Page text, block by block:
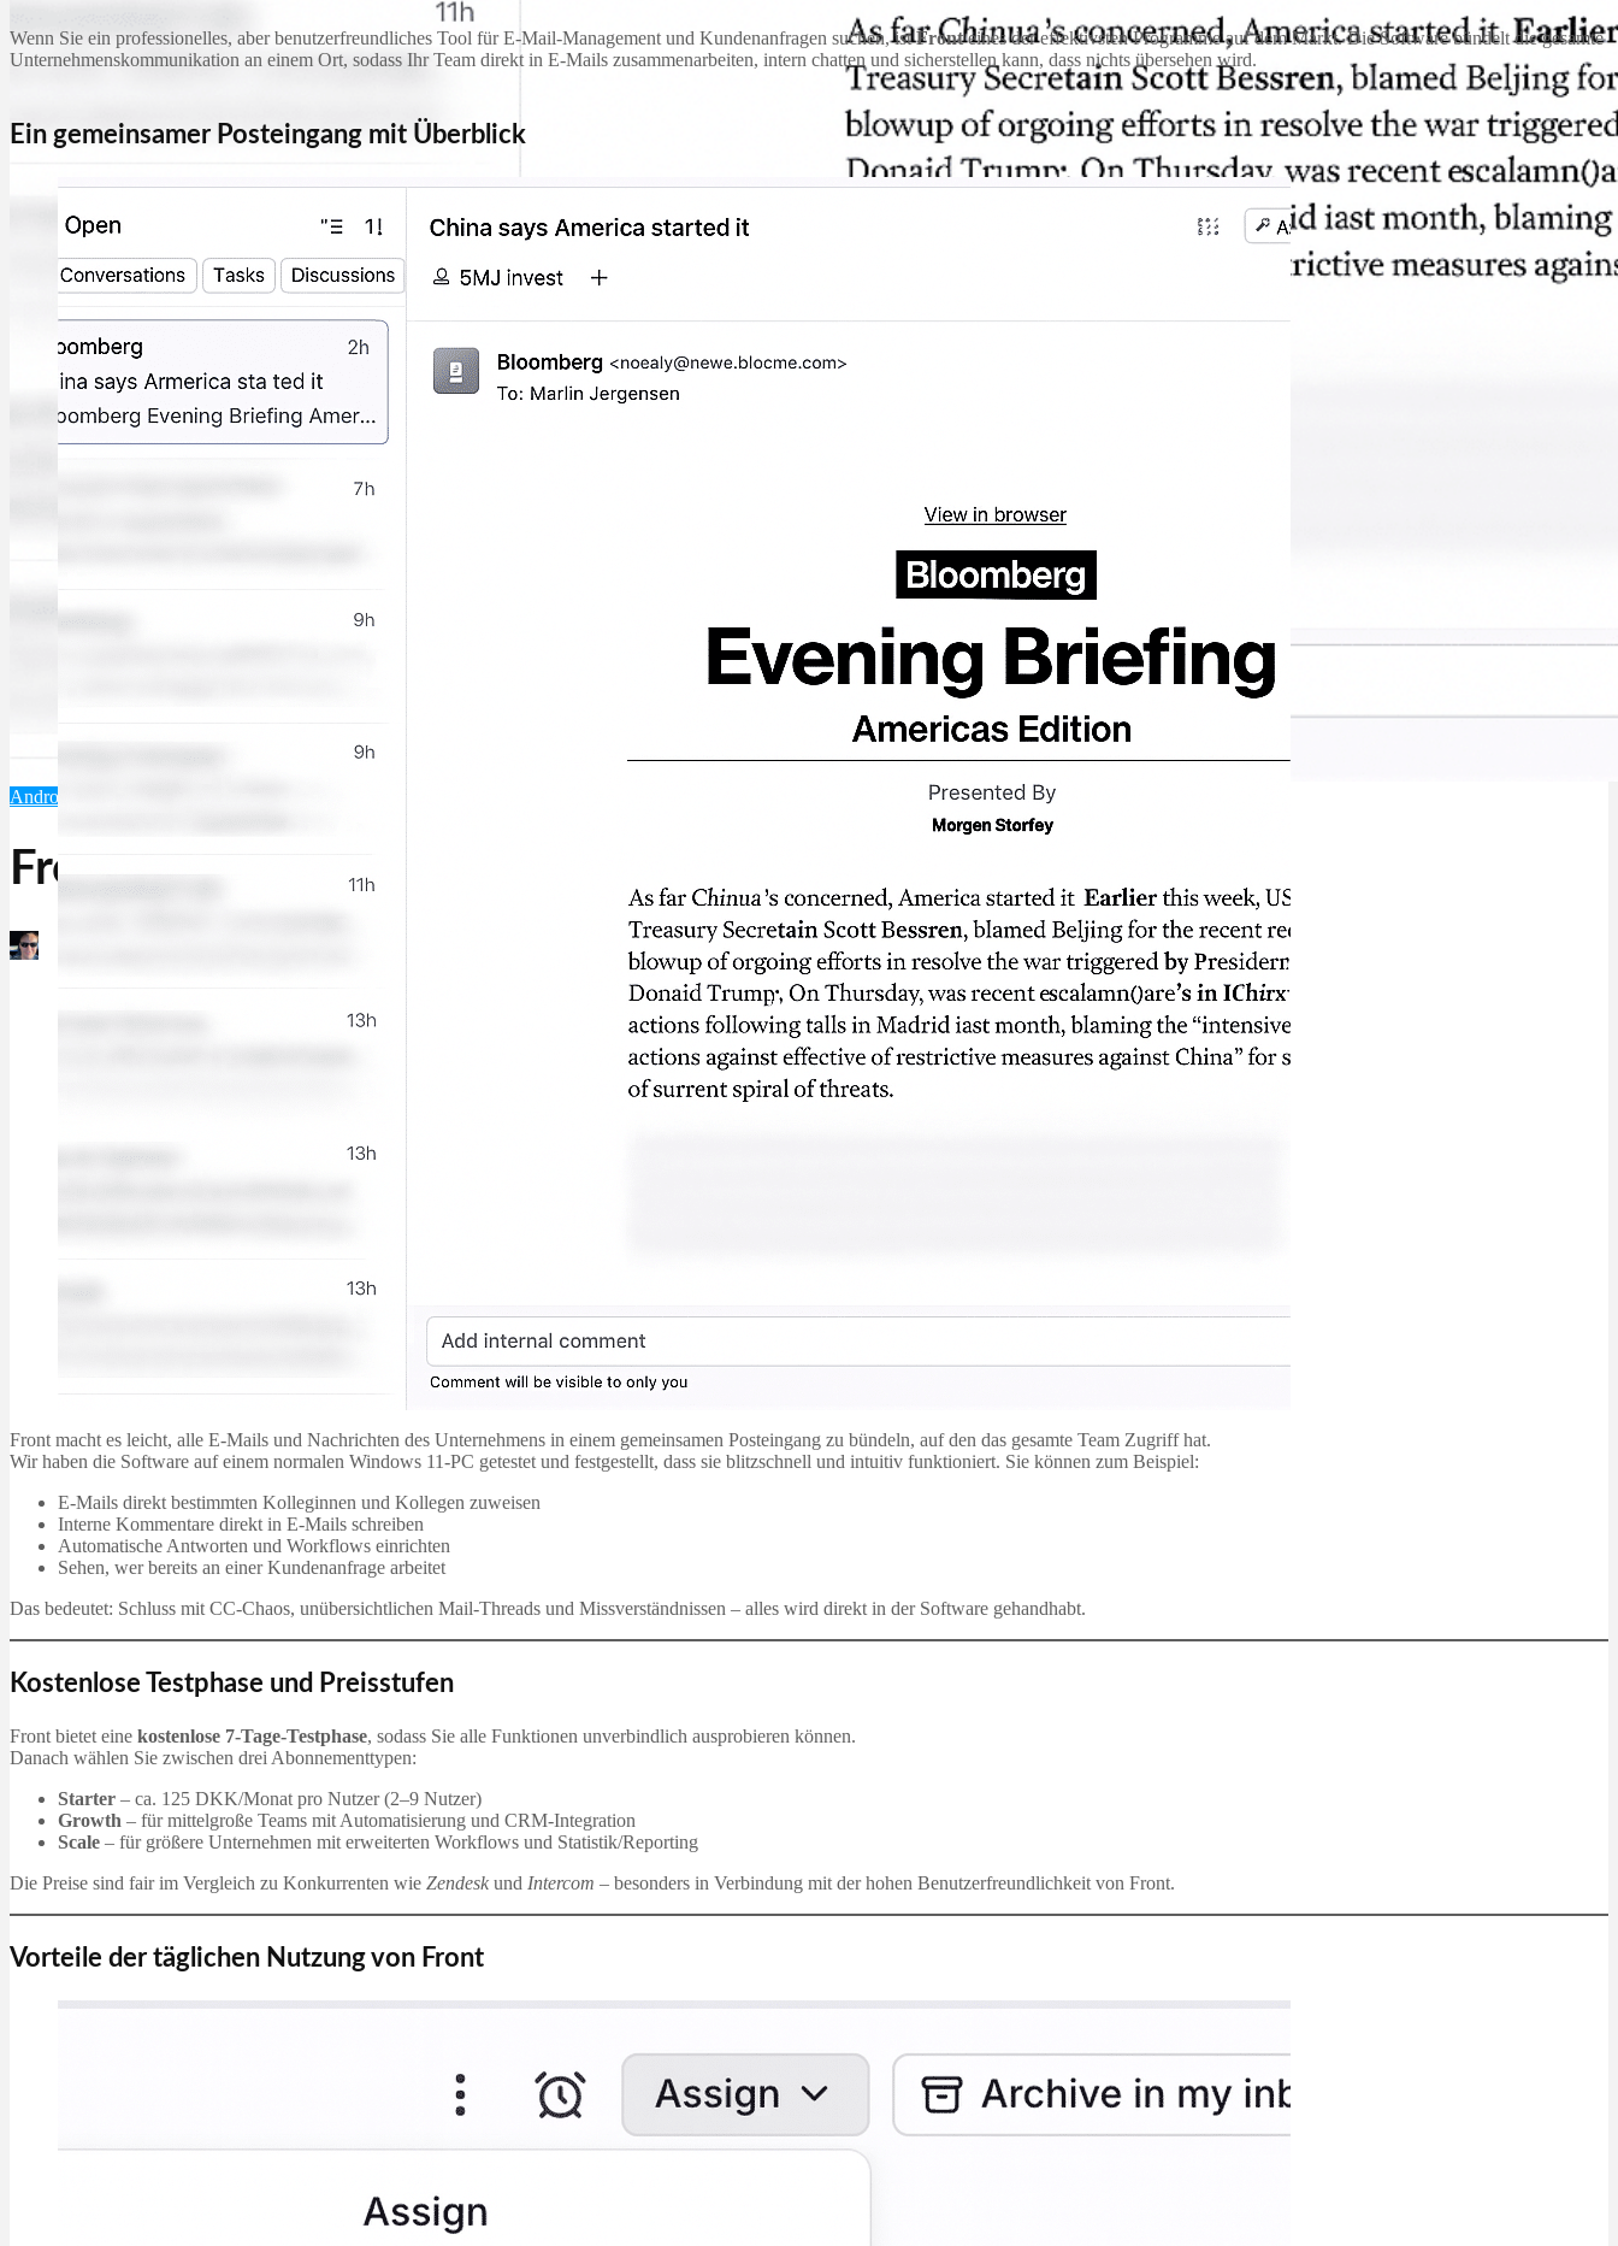
Android-Apps
Front
Wenn Sie ein professionelles, aber benutzerfreundliches Tool für E-Mail-Management und Kundenanfragen suchen, istFronteines der effektivsten Programme auf dem Markt. Die Software bündelt die gesamte
Unternehmenskommunikation an einem Ort, sodass Ihr Team direkt in E-Mails zusammenarbeiten, intern chatten und sicherstellen kann, dass nichts übersehen wird.
Ein gemeinsamer Posteingang mit Überblick
Front macht es leicht, alle E-Mails und Nachrichten des Unternehmens in einem gemeinsamen Posteingang zu bündeln, auf den das gesamte Team Zugriff hat.
Wir haben die Software auf einem normalen Windows 11-PC getestet und festgestellt, dass sie blitzschnell und intuitiv funktioniert. Sie können zum Beispiel:
E-Mails direkt bestimmten Kolleginnen und Kollegen zuweisen
Interne Kommentare direkt in E-Mails schreiben
Automatische Antworten und Workflows einrichten
Sehen, wer bereits an einer Kundenanfrage arbeitet
Das bedeutet: Schluss mit CC‑Chaos, unübersichtlichen Mail-Threads und Missverständnissen – alles wird direkt in der Software gehandhabt.
Kostenlose Testphase und Preisstufen
Front bietet eine kostenlose 7‑Tage-Testphase, sodass Sie alle Funktionen unverbindlich ausprobieren können.
Danach wählen Sie zwischen drei Abonnementtypen:
Starter – ca. 125 DKK/Monat pro Nutzer (2–9 Nutzer)
Growth – für mittelgroße Teams mit Automatisierung und CRM-Integration
Scale – für größere Unternehmen mit erweiterten Workflows und Statistik/Reporting
Die Preise sind fair im Vergleich zu Konkurrenten wie Zendesk und Intercom – besonders in Verbindung mit der hohen Benutzerfreundlichkeit von Front.
Vorteile der täglichen Nutzung von Front